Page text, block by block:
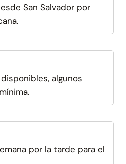
San Salvador por
algunos
por la tarde para el